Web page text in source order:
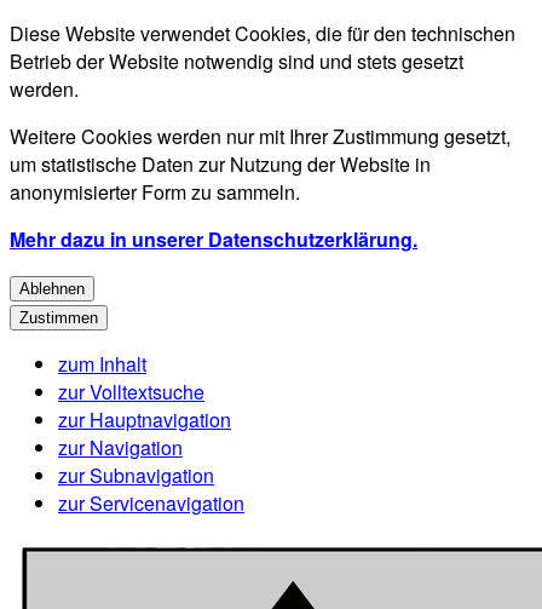
Diese Website verwendet Cookies, die für den technischen
Betrieb der Website notwendig sind und stets gesetzt
werden.
Weitere Cookies werden nur mit Ihrer Zustimmung gesetzt,
um statistische Daten zur Nutzung der Website in
anonymisierter Form zu sammeln.
Mehr dazu in unserer Datenschutzerklärung.
Ablehnen
Zustimmen
zum Inhalt
zur Volltextsuche
zur Hauptnavigation
zur Navigation
zur Subnavigation
zur Servicenavigation